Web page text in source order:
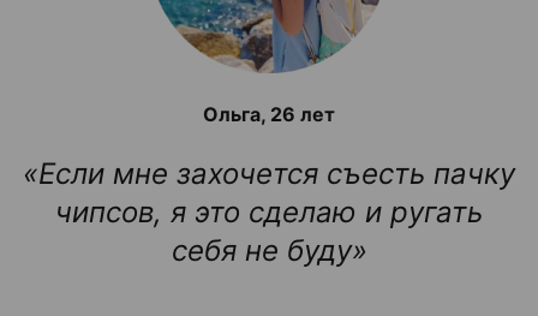
Ольга, 26 лет
«Если мне захочется съесть пачку
чипсов, я это сделаю и ругать
себя не буду»